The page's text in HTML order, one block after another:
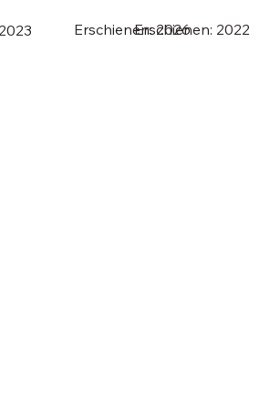
Erschienen: 2026Erschienen: 2022